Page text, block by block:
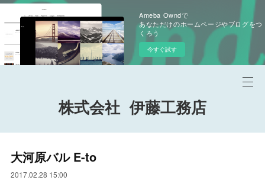
Ameba Owndで
あなただけのホームページやブログをつ
くろう
今すぐ試す
株式会社 伊藤工務店
大河原バル E-to
2017.02.28 15:00